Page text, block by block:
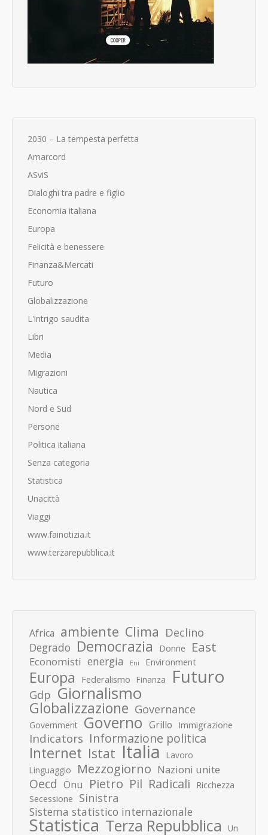
2030 – La tempesta perfetta
Amarcord
ASviS
Dialoghi tra padre e figlio
Economia italiana
Europa
Felicità e benessere
Finanza&Mercati
Futuro
Globalizzazione
L'intrigo saudita
Libri
Media
Migrazioni
Nautica
Nord e Sud
Persone
Politica italiana
Senza categoria
Statistica
Unacittà
Viaggi
www.fainotizia.it
www.terzarepubblica.it
Africa ambiente Clima Declino
Degrado Democrazia Donne East
Economisti energia Eni Environment
Europa Federalismo Finanza Futuro
Gdp Giornalismo
Globalizzazione Governance
Government Governo Grillo Immigrazione
Indicators Informazione politica
Internet Istat Italia
Lavoro
Linguaggio
Mezzogiorno Nazioni unite
Oecd Onu Pietro Pil Radicali Ricchezza
Secessione Sinistra
Sistema statistico internazionale
Statistica Terza Repubblica Un